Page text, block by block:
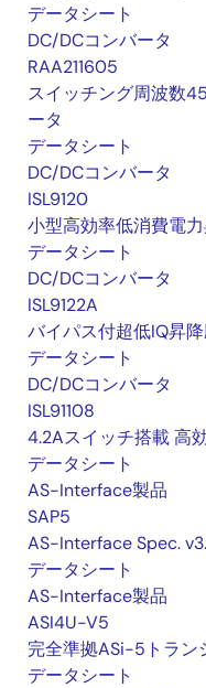
データシート
DC/DCコンバータ
RAA211605
スイッチング周波数
ータ
データシート
DC/DCコンバータ
ISL9120
小型高効率低消費電
データシート
DC/DCコンバータ
ISL9122A
バイパス付超低IQ昇
データシート
DC/DCコンバータ
ISL91108
4.2Aスイッチ搭載 高
データシート
AS-Interface製品
SAP5
AS-Interface Spec.
データシート
AS-Interface製品
ASI4U-V5
完全準拠ASi-5トラン
データシート